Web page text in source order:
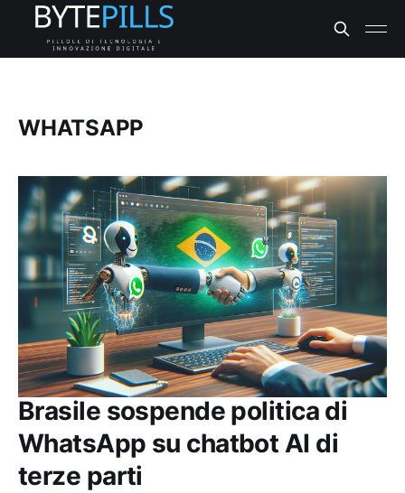
WHATSAPP
Brasile sospende politica di
WhatsApp su chatbot AI di
terze parti